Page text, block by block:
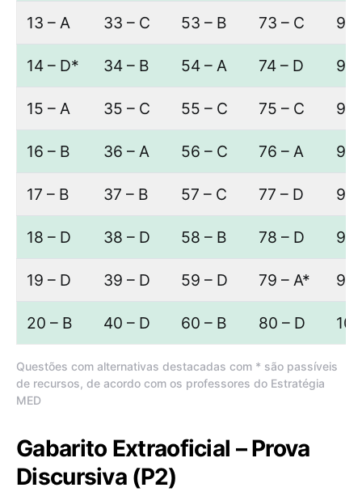
13 – A 33 – C 53 – B 73 – C 93
14 – D* 34 – B 54 – A 74 – D 94
15 – A 35 – C 55 – C 75 – C 95
16 – B 36 – A 56 – C 76 – A 96
17 – B 37 – B 57 – C 77 – D 97
18 – D 38 – D 58 – B 78 – D 98
19 – D 39 – D 59 – D 79 – A* 99
20 – B 40 – D 60 – B 80 – D
Questões com alternativas destacadas com * são passíveis
de recursos, de acordo com os professores do Estratégia
MED
Gabarito Extraoficial – Prova
Discursiva (P2)